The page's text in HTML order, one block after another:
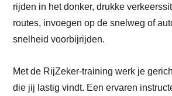
rijden in het donker, drukke
routes, invoegen op de snelweg of
snelheid voorbijrijden.
Met de RijZeker-training werk je
die jij lastig vindt. Een ervaren